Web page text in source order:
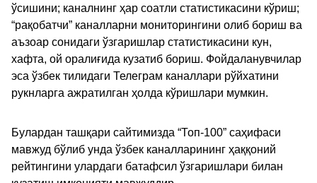
ўсишини; каналнинг ҳар соатли статистикасини кўриш;
“рақобатчи” каналларни мониторингини олиб бориш ва
аъзоар сонидаги ўзгаришлар статистикасини кун,
хафта, ой оралиғида кузатиб бориш. Фойдаланувчилар
эса ўзбек тилидаги Телеграм каналлари рўйхатини
рукнларга ажратилган ҳолда кўришлари мумкин.
Булардан ташқари сайтимизда “Топ-100” саҳифаси
мавжуд бўлиб унда ўзбек каналларининг ҳаққоний
рейтингини улардаги батафсил ўзгаришлари билан